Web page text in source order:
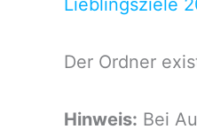
Lieblingsziele
Der Ordner
Hinweis: Bei